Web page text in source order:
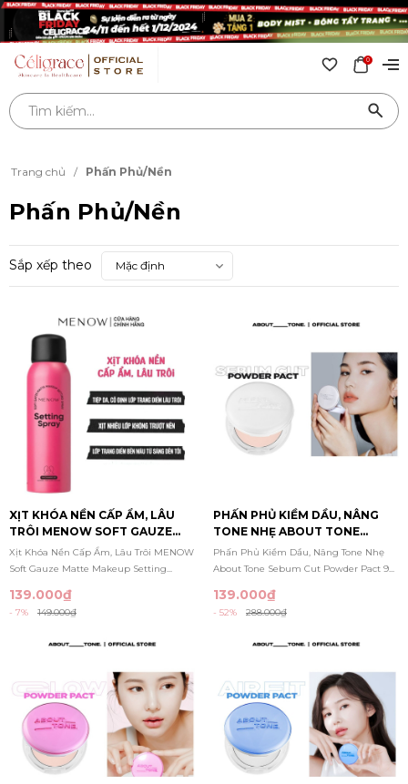
0
Trang chủ / Phấn Phủ/Nền
Phấn Phủ/Nền
Sắp xếp theo Mặc định
XỊT KHÓA NỀN CẤP ẨM, LÂU
TRÔI MENOW SOFT GAUZE
MATTE MAKEUP SETTING
SPRAY 100ML
Xịt Khóa Nền Cấp Ẩm, Lâu Trôi MENOW
Soft Gauze Matte Makeup Setting...
139.000₫
- 7% 149.000₫
PHẤN PHỦ KIỀM DẦU, NÂNG
TONE NHẸ ABOUT TONE
SEBUM CUT POWDER PACT 9G
(TRẮNG)
Phấn Phủ Kiềm Dầu, Nâng Tone Nhẹ
About Tone Sebum Cut Powder Pact 9...
139.000₫
- 52% 288.000₫